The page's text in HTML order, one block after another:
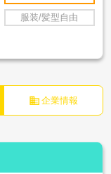
服装/髪型自由
business 企業情報